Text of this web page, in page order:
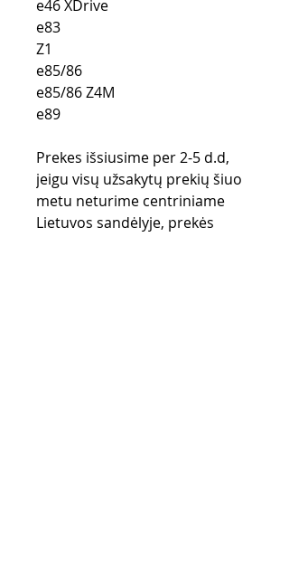
e46 XDrive
e83
Z1
e85/86
e85/86 Z4M
e89
Prekes išsiusime per 2-5 d.d,
jeigu visų užsakytų prekių šiuo
metu neturime centriniame
Lietuvos sandėlyje, prekės